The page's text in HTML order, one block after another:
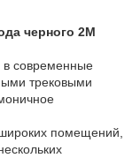
черного 2М
современные
трековыми
помещений,